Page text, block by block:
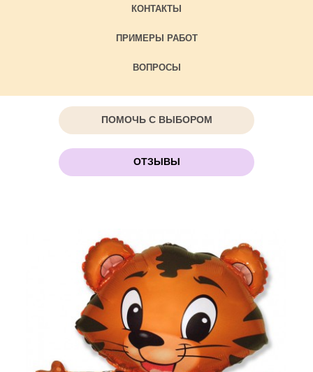
КОНТАКТЫ
ПРИМЕРЫ РАБОТ
ВОПРОСЫ
ПОМОЧЬ С ВЫБОРОМ
ОТЗЫВЫ